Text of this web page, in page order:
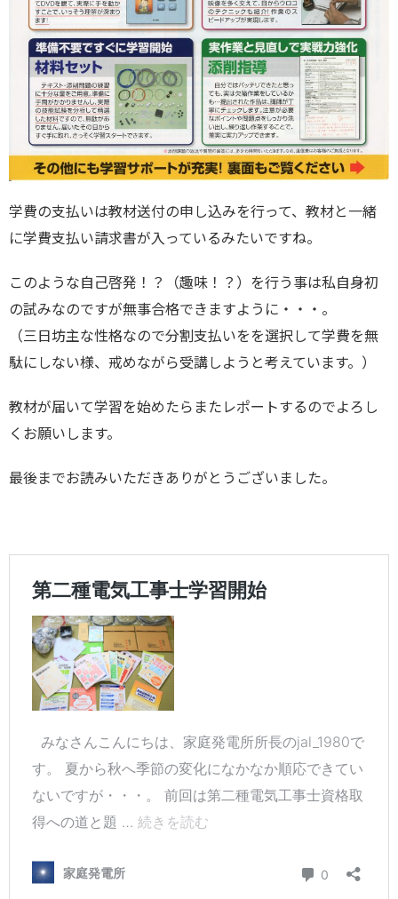
学費の支払いは教材送付の申し込みを行って、教材と一緒
に学費支払い請求書が入っているみたいですね。
このような自己啓発！？（趣味！？）を行う事は私自身初
の試みなのですが無事合格できますように・・・。
（三日坊主な性格なので分割支払いをを選択して学費を無
駄にしない様、戒めながら受講しようと考えています。）
教材が届いて学習を始めたらまたレポートするのでよろし
くお願いします。
最後までお読みいただきありがとうございました。